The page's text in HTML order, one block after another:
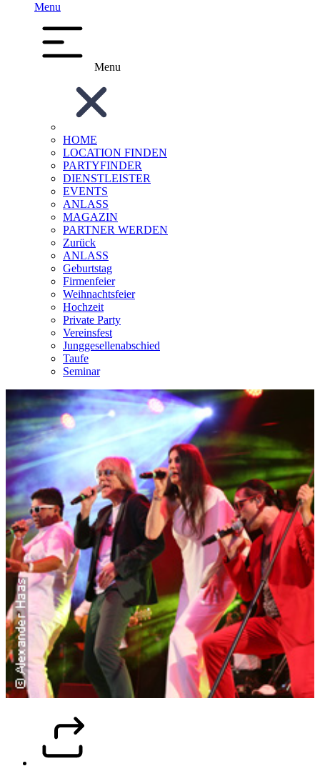
Menu
Menu
HOME
LOCATION FINDEN
PARTYFINDER
DIENSTLEISTER
EVENTS
ANLASS
MAGAZIN
PARTNER WERDEN
Zurück
ANLASS
Geburtstag
Firmenfeier
Weihnachtsfeier
Hochzeit
Private Party
Vereinsfest
Junggesellenabschied
Taufe
Seminar